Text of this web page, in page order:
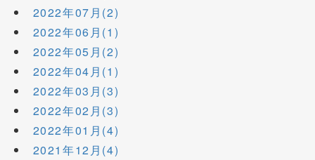
2022年07月(2)
2022年06月(1)
2022年05月(2)
2022年04月(1)
2022年03月(3)
2022年02月(3)
2022年01月(4)
2021年12月(4)